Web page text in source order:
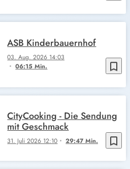
bookmark_border
03. Aug. 2026 14:03
06:15 Min.
ASB Kinderbauernhof
bookmark_border
31. Juli 2026 12:10 29:47 Min.
CityCooking - Die Sendung
mit Geschmack